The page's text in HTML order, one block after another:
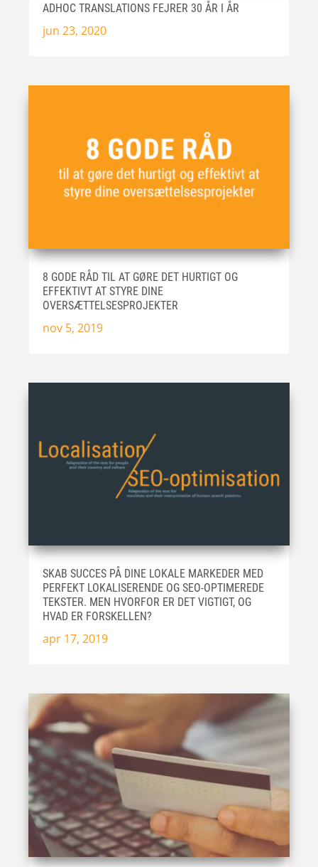
ADHOC TRANSLATIONS FEJRER 30 ÅR I ÅR
jun 23, 2020
8 GODE RÅD TIL AT GØRE DET HURTIGT OG
EFFEKTIVT AT STYRE DINE
OVERSÆTTELSESPROJEKTER
nov 5, 2019
SKAB SUCCES PÅ DINE LOKALE MARKEDER MED
PERFEKT LOKALISERENDE OG SEO-OPTIMEREDE
TEKSTER. MEN HVORFOR ER DET VIGTIGT, OG
HVAD ER FORSKELLEN?
apr 17, 2019